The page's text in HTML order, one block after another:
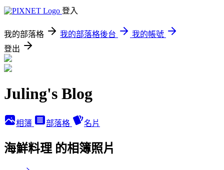
登入
我的部落格 我的部落格後台
我的帳號
登出
Juling's Blog
相簿 部落格 名片
海鮮料理 的相簿照片